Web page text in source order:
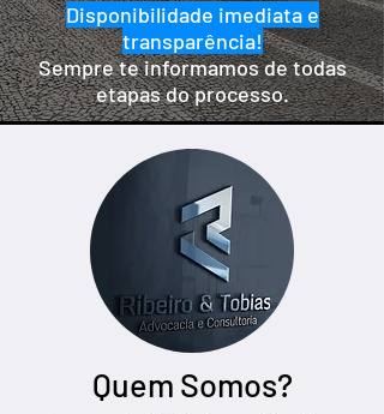
Disponibilidade imediata e
transparência!
Sempre te informamos de todas
etapas do processo.
Quem Somos?